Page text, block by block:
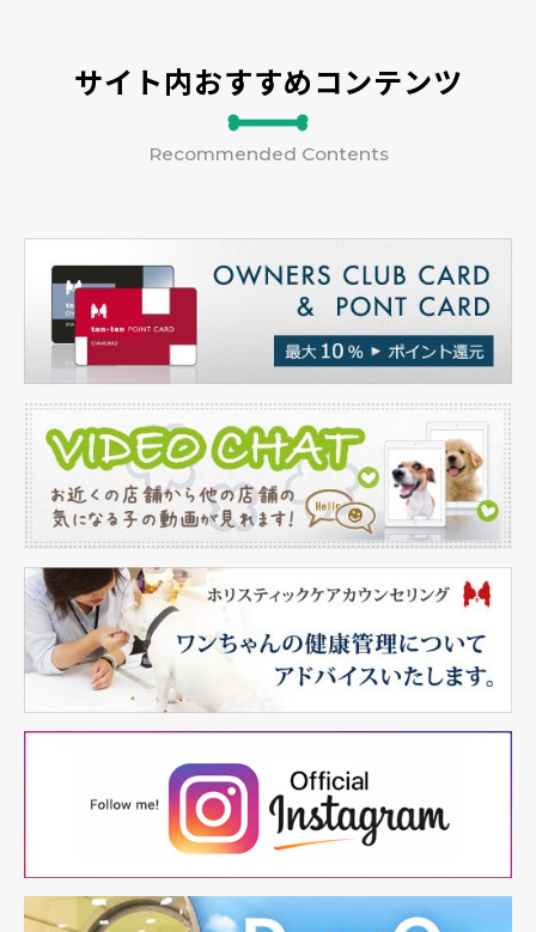
サイト内おすすめコンテンツ
Recommended Contents